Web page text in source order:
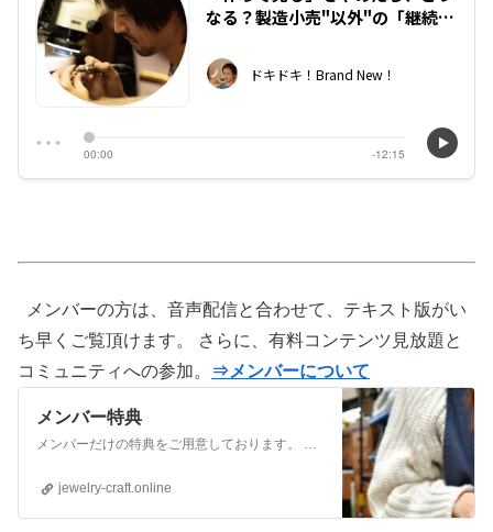
メンバーの方は、音声配信と合わせて、テキスト版がい
ち早くご覧頂けます。 さらに、有料コンテンツ見放題と
コミュニティへの参加。
⇒メンバーについて
メンバー特典
メンバーだけの特典をご用意しております。 ぜひご活用頂き、ご自身の活動に役立てて下さい。 ⇒メンバーについて詳しく見てみる メンバーになる （） ①有料コンテンツが見放題！ ジュエリー制作に関する情報やビジネス情報やブランディングに関する情
jewelry-craft.online